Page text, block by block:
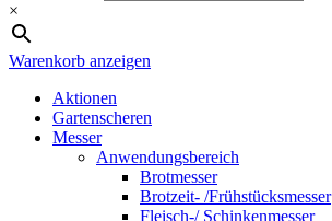
×
Warenkorb anzeigen
Aktionen
Gartenscheren
Messer
Anwendungsbereich
Brotmesser
Brotzeit- /Frühstücksmesser
Fleisch-/ Schinkenmesser